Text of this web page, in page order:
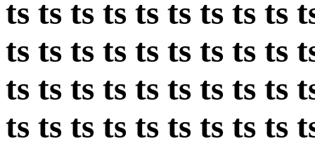
ts ts ts ts ts ts ts ts ts
ts ts ts ts ts ts ts ts ts
ts ts ts ts ts ts ts ts ts
ts ts ts ts ts ts ts ts ts